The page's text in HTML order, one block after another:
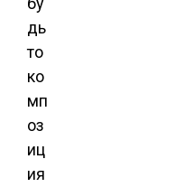
дь
то
ко
мп
оз
иц
ия